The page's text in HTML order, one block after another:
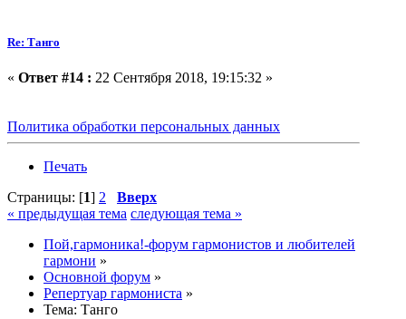
Re: Танго
« Ответ #14 : 22 Сентября 2018, 19:15:32 »
Политика обработки персональных данных
Печать
Страницы: [1] 2
Вверх
« предыдущая тема следующая тема »
Пой,гармоника!-форум гармонистов и любителей
гармони »
Основной форум »
Репертуар гармониста »
Тема: Танго